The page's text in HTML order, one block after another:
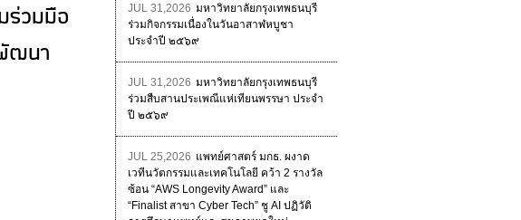
ร่วมมือ
ฒนา
JUL 31,2026 มหาวิทยาลัยกรุงเทพธนบุรี
ร่วมกิจกรรมเนื่องในวันอาสาฬหบูชา
ประจำปี ๒๕๖๙
JUL 31,2026 มหาวิทยาลัยกรุงเทพธนบุรี
ร่วมสืบสานประเพณีแห่เทียนพรรษา ประจำ
ปี ๒๕๖๙
JUL 25,2026 แพทย์ศาสตร์ มกธ. ผงาด
เวทีนวัตกรรมและเทคโนโลยี คว้า 2 รางวัล
ซ้อน “AWS Longevity Award” และ
“Finalist สาขา Cyber Tech” ชู AI ปฏิวัติ